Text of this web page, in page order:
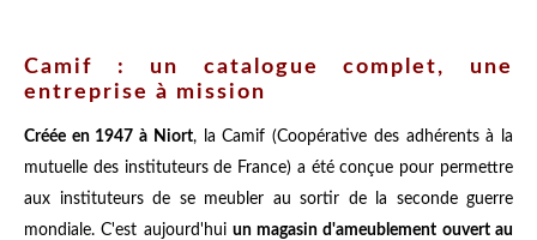
Camif : un catalogue complet, une
entreprise à mission
Créée en 1947 à Niort, la Camif (Coopérative des adhérents à la
mutuelle des instituteurs de France) a été conçue pour permettre
aux instituteurs de se meubler au sortir de la seconde guerre
mondiale. C'est aujourd'hui un magasin d'ameublement ouvert au